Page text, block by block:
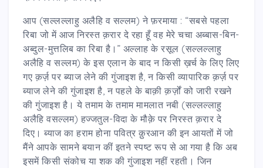
आप (सल्लल्लाहु अलैहि व सल्लम) ने फ़रमाया : “सबसे पहला
रिबा जो में आज निरस्त क़रार दे रहा हूँ वह मेरे चचा अब्बास-बिन-
अब्दुल-मुत्तलिब का रिबा है।” अल्लाह के रसूल (सल्लल्लाहु
अलैहि व सल्लम) के इस एलान के बाद न किसी ख़र्च के लिए लिए
गए क़र्ज़ पर ब्याज लेने की गुंजाइश है, न किसी व्यापारिक क़र्ज़ पर
ब्याज लेने की गुंजाइश है, न पहले के बाक़ी क़र्ज़ों को जारी रखने
की गुंजाइश है। ये तमाम के तमाम मामलात नबी (सल्लल्लाहु
अलैहि वसल्लम) हज्जतुल-विदा के मौक़े पर निरस्त क़रार दे
दिए। ब्याज का हराम होना पवित्र क़ुरआन की इन आयतों में जो
मैंने आपके सामने बयान कीं इतने स्पष्ट रूप से आ गया है कि अब
इसमें किसी संकोच या शक की गुंजाइश नहीं रहती। जिन